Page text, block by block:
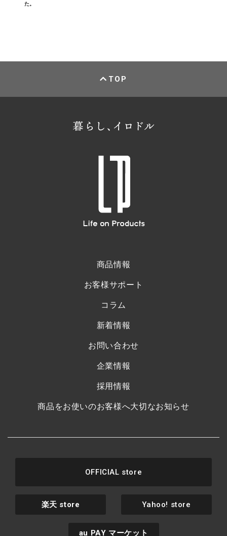
た。
TOP
商品情報
お客様サポート
コラム
新着情報
お問い合わせ
企業情報
採用情報
商品をお使いのお客様へ大切なお知らせ
OFFICIAL store
楽天 store Yahoo! store
au PAY マーケット